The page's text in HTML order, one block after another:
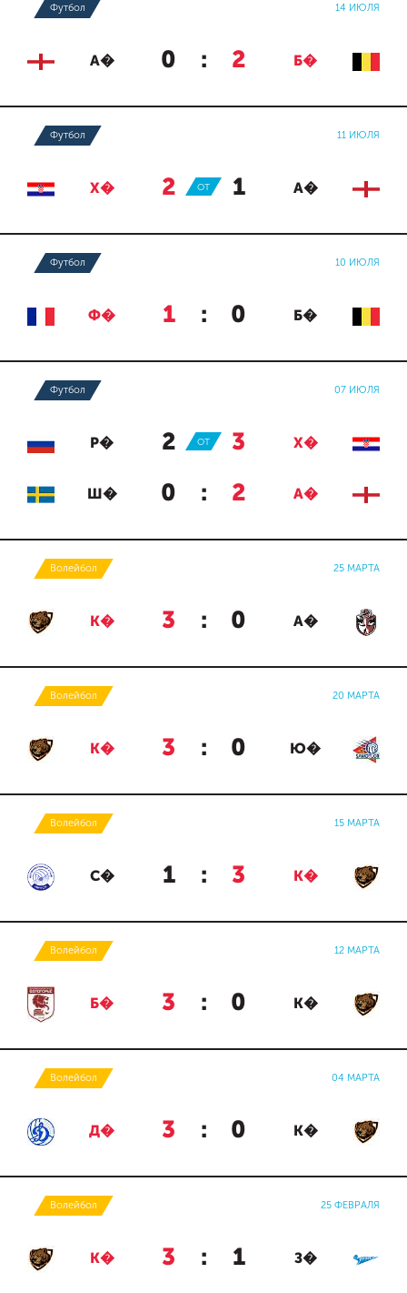
Футбол 14 ИЮЛЯ
А� 0 : 2 Б�
Футбол 11 ИЮЛЯ
Х� 2 : 1 А�
ОТ
Футбол 10 ИЮЛЯ
Ф� 1 : 0 Б�
Футбол 07 ИЮЛЯ
Р� 2 : 3 Х�
ОТ
Ш� 0 : 2 А�
Волейбол 25 МАРТА
К� 3 : 0 А�
Волейбол 20 МАРТА
К� 3 : 0 Ю�
Волейбол 15 МАРТА
С� 1 : 3 К�
Волейбол 12 МАРТА
Б� 3 : 0 К�
Волейбол 04 МАРТА
Д� 3 : 0 К�
Волейбол 25 ФЕВРАЛЯ
К� 3 : 1 З�